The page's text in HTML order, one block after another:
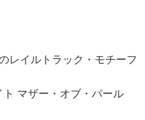
レイルトラック・モチーフ
マザー・オブ・パール